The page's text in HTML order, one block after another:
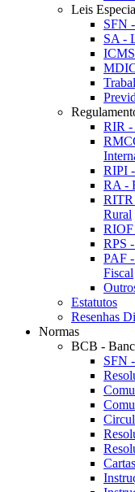
Leis
SFN
SA -
RIR -
RIPI
RA -
RITR
Rural
RIOF
RPS
PAF
Fiscal
Estatutos
Resenhas
Normas
BCB -
SFN